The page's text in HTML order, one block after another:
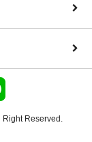
Right Reserved.